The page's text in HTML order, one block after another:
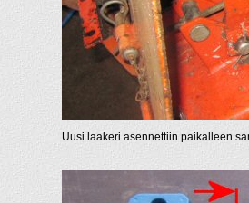
Uusi laakeri asennettiin paikalleen